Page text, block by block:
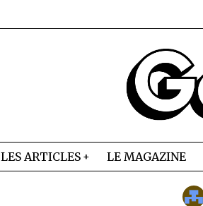
LES ARTICLES LE MAGAZINE